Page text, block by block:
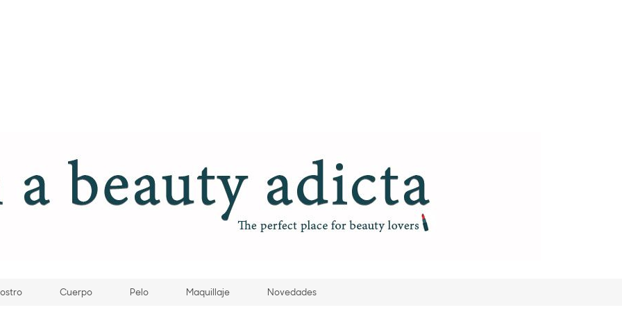
Cuerpo Pelo Maquillaje Novedades